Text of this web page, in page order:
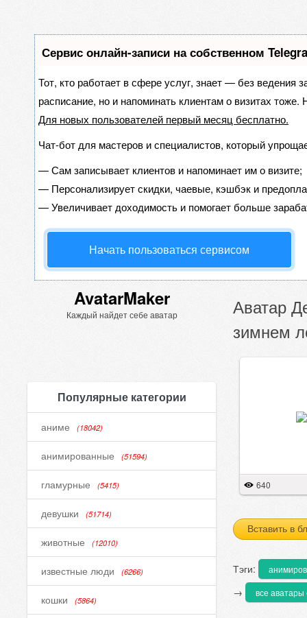
Сервис онлайн-записи на собственном
Тот, кто работает в сфере услуг, знает — без ведения
расписание, но и напоминать клиентам о визитах
Для новых пользователей первый месяц бесплатно.
Чат-бот для мастеров и специалистов, который
—Сам записывает клиентов и напоминает им о визите;
— Персонализирует скидки, чаевые, кэшбэк и
—Увеличивает доходимость и помогает больше
Начать пользоваться сервисом
AvatarMaker
Каждый найдет себе аватар
Популярные категории
аниме (18042)
анимированные (51594)
гламурные (5415)
девушки (51714)
животные (12010)
известные люди (6266)
кошки (5864)
Аватар
зимнем
640
Вставить в
Тэги:
→ все аватары